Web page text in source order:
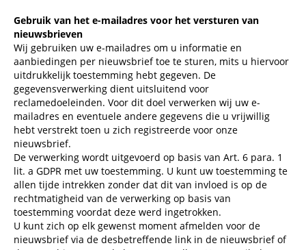
Gebruik van het e-mailadres voor het versturen van
nieuwsbrieven
Wij gebruiken uw e-mailadres om u informatie en
aanbiedingen per nieuwsbrief toe te sturen, mits u hiervoor
uitdrukkelijk toestemming hebt gegeven. De
gegevensverwerking dient uitsluitend voor
reclamedoeleinden. Voor dit doel verwerken wij uw e-
mailadres en eventuele andere gegevens die u vrijwillig
hebt verstrekt toen u zich registreerde voor onze
nieuwsbrief.
De verwerking wordt uitgevoerd op basis van Art. 6 para. 1
lit. a GDPR met uw toestemming. U kunt uw toestemming te
allen tijde intrekken zonder dat dit van invloed is op de
rechtmatigheid van de verwerking op basis van
toestemming voordat deze werd ingetrokken.
U kunt zich op elk gewenst moment afmelden voor de
nieuwsbrief via de desbetreffende link in de nieuwsbrief of